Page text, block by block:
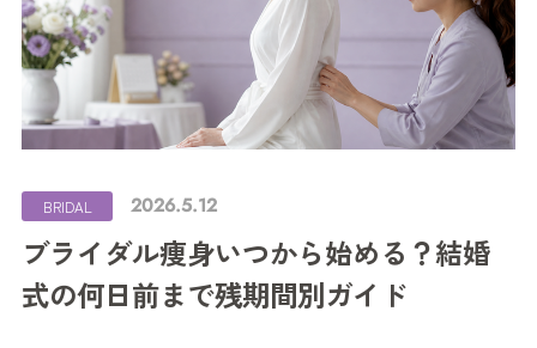
BRIDAL 2026.5.12
ブライダル痩身いつから始める？結婚
式の何日前まで残期間別ガイド